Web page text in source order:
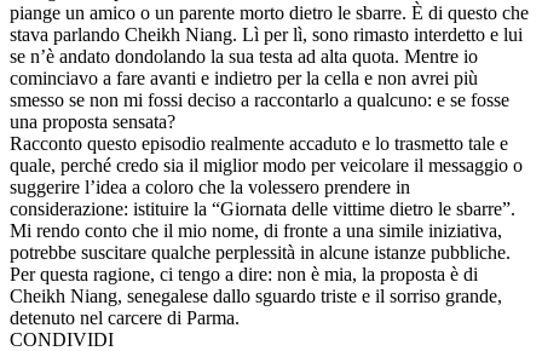
piange un amico o un parente morto dietro le sbarre. È di questo che
stava parlando Cheikh Niang. Lì per lì, sono rimasto interdetto e lui
se n’è andato dondolando la sua testa ad alta quota. Mentre io
cominciavo a fare avanti e indietro per la cella e non avrei più
smesso se non mi fossi deciso a raccontarlo a qualcuno: e se fosse
una proposta sensata?
Racconto questo episodio realmente accaduto e lo trasmetto tale e
quale, perché credo sia il miglior modo per veicolare il messaggio o
suggerire l’idea a coloro che la volessero prendere in
considerazione: istituire la “Giornata delle vittime dietro le sbarre”.
Mi rendo conto che il mio nome, di fronte a una simile iniziativa,
potrebbe suscitare qualche perplessità in alcune istanze pubbliche.
Per questa ragione, ci tengo a dire: non è mia, la proposta è di
Cheikh Niang, senegalese dallo sguardo triste e il sorriso grande,
detenuto nel carcere di Parma.
CONDIVIDI